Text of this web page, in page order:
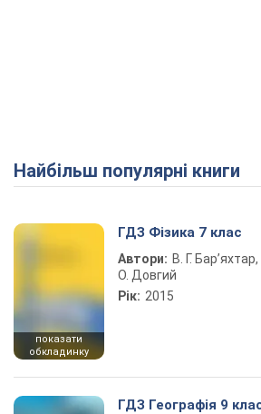
Найбільш популярні книги
показати
обкладинку
ГДЗ Фізика 7 клас
Автори: В. Г.
О. Довгий
Рік: 2015
ГДЗ Географія 9